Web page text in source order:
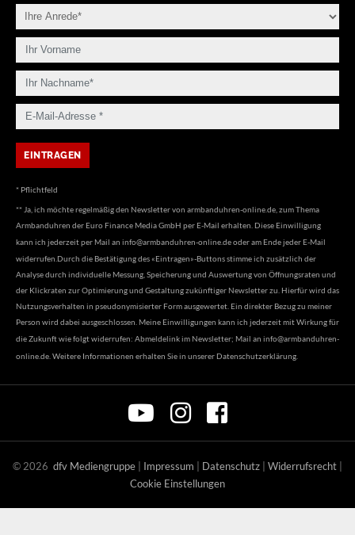
* Pflichtfeld
** Ja, ich möchte regelmäßig den Newsletter von armbanduhren-online.de, zum Thema
Armbanduhren der Euro Finance Media GmbH per E-Mail erhalten. Diese Einwilligung
kann ich jederzeit per Mail an info@armbanduhren-online.deoder am Ende jeder E-Mail
widerrufen.Durch die Bestätigung des «Eintragen»-Buttons stimme ich zusätzlich der
Analyse durch individuelle Messung, Speicherung und Auswertung von Öffnungsraten und
der Klickraten zur Optimierung und Gestaltung zukünftiger Newsletter zu. Hierfür wird das
Nutzungsverhalten in pseudonymisierter Form ausgewertet. Ein direkter Bezug zu meiner
Person wird dabei ausgeschlossen. Meine Einwilligungen kann ich jederzeit mit Wirkung für
die Zukunft wie folgt widerrufen: Abmeldelink im Newsletter; Mail an info@armbanduhren-
online.de . Weitere Informationen erhalten Sie in unserer Datenschutzerklärung
©2026 dfv Mediengruppe Impressum Datenschutz Widerrufsrecht
Cookie Einstellungen